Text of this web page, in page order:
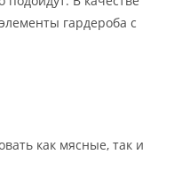
гардероба с
как мясные, так и